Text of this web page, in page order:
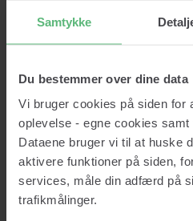
Samtykke
Du bestemmer over dine data
Vi bruger cookies på siden for
oplevelse - egne cookies
Dataene bruger vi til at huske
aktivere funktioner på siden,
services, måle din adfærd på
trafikmålinger.
Ubetalte regninger starter
Ubetalte regninger opstår
tilfælde kan problemerne
blev truffet længe...
Read now